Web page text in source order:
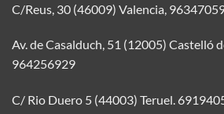
C/Reus, 30 (46009) Valencia,
Av. de Casalduch, 51 (12005) Castelló
964256929
C/ Rio Duero 5 (44003) Teruel.